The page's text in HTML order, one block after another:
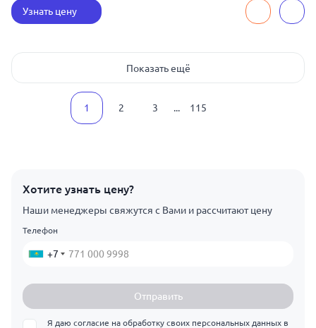
Узнать цену
Показать ещё
1 2 3 ... 115
Хотите узнать цену?
Наши менеджеры свяжутся с Вами и рассчитают цену
Телефон
+7
Отправить
Я даю согласие на обработку своих персональных данных в